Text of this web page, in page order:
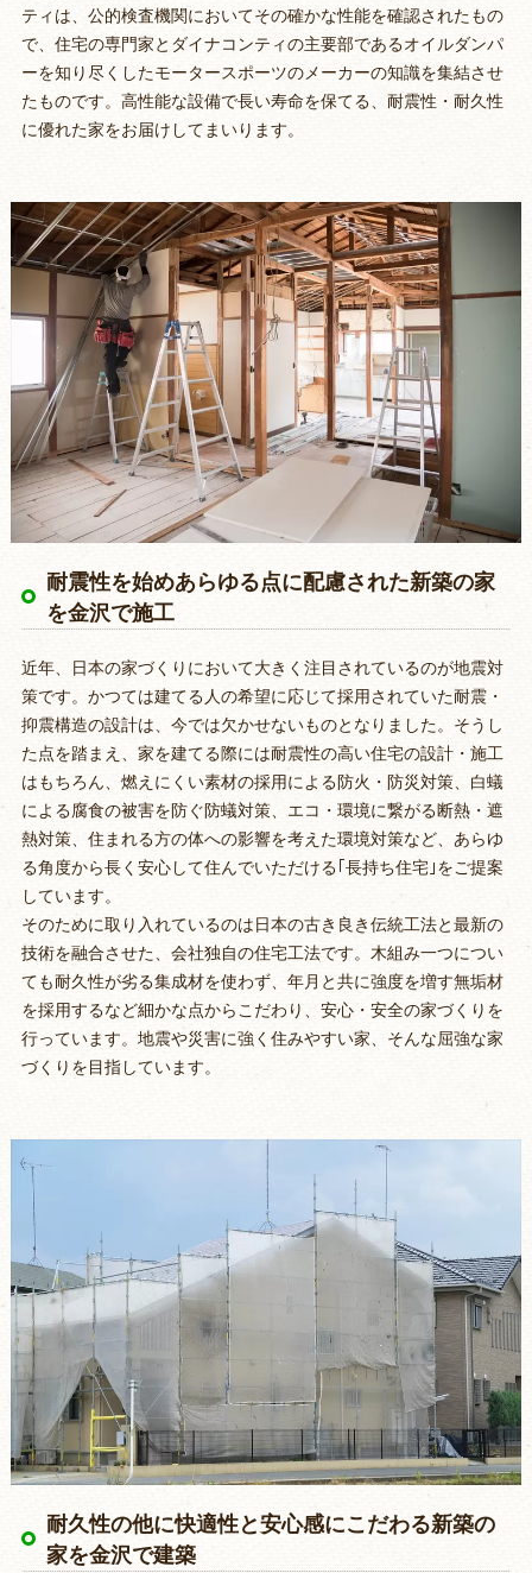
ティは、公的検査機関においてその確かな性能を確認されたもの
で、住宅の専門家とダイナコンティの主要部であるオイルダンパ
ーを知り尽くしたモータースポーツのメーカーの知識を集結させ
たものです。高性能な設備で長い寿命を保てる、耐震性・耐久性
に優れた家をお届けしてまいります。
耐震性を始めあらゆる点に配慮された新築の家
を金沢で施工
近年、日本の家づくりにおいて大きく注目されているのが地震対
策です。かつては建てる人の希望に応じて採用されていた耐震・
抑震構造の設計は、今では欠かせないものとなりました。そうし
た点を踏まえ、家を建てる際には耐震性の高い住宅の設計・施工
はもちろん、燃えにくい素材の採用による防火・防災対策、白蟻
による腐食の被害を防ぐ防蟻対策、エコ・環境に繋がる断熱・遮
熱対策、住まれる方の体への影響を考えた環境対策など、あらゆ
る角度から長く安心して住んでいただける｢長持ち住宅｣をご提案
しています。
そのために取り入れているのは日本の古き良き伝統工法と最新の
技術を融合させた、会社独自の住宅工法です。木組み一つについ
ても耐久性が劣る集成材を使わず、年月と共に強度を増す無垢材
を採用するなど細かな点からこだわり、安心・安全の家づくりを
行っています。地震や災害に強く住みやすい家、そんな屈強な家
づくりを目指しています。
耐久性の他に快適性と安心感にこだわる新築の
家を金沢で建築